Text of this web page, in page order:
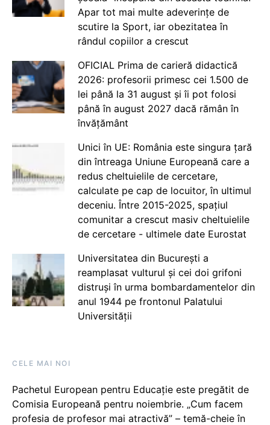
Apar tot mai multe adeverințe de
scutire la Sport, iar obezitatea în
rândul copiilor a crescut
OFICIAL Prima de carieră didactică
2026: profesorii primesc cei 1.500 de
lei până la 31 august și îi pot folosi
până în august 2027 dacă rămân în
învățământ
Unici în UE: România este singura țară
din întreaga Uniune Europeană care a
redus cheltuielile de cercetare,
calculate pe cap de locuitor, în ultimul
deceniu. Între 2015-2025, spațiul
comunitar a crescut masiv cheltuielile
de cercetare - ultimele date Eurostat
Universitatea din București a
reamplasat vulturul și cei doi grifoni
distruși în urma bombardamentelor din
anul 1944 pe frontonul Palatului
Universității
CELE MAI NOI
Pachetul European pentru Educație este pregătit de
Comisia Europeană pentru noiembrie. „Cum facem
profesia de profesor mai atractivă” – temă-cheie în